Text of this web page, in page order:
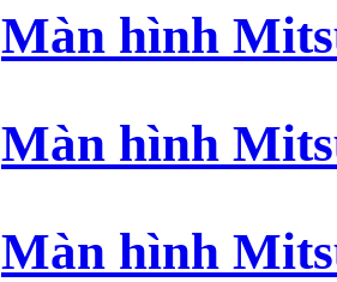
Màn hình
Màn hình
Màn hình